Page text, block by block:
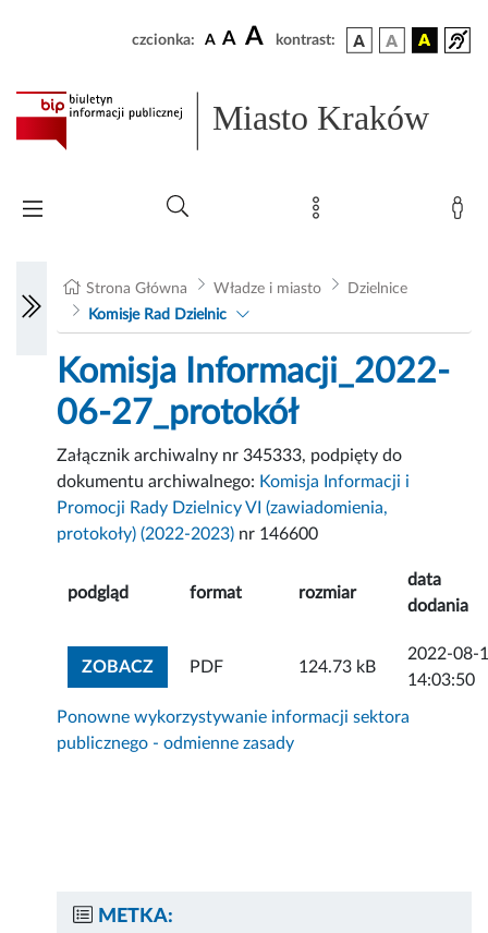
czcionka: A A A kontrast:
Miasto Kraków
Strona Główna Władze i miasto
Dzielnice
Komisje Rad Dzielnic
Komisja Informacji_2022-
06-27_protokół
Załącznik archiwalny nr 345333, podpięty do
dokumentu archiwalnego: Komisja Informacji i
Promocji Rady Dzielnicy VI (zawiadomienia,
protokoły) (2022-2023) nr 146600
podgląd format rozmiar
data
dodania
ZOBACZZOBACZ ZAŁĄCZNIK
PDF 124.73 kB
2022-08-
14:03:50
Ponowne wykorzystywanie informacji sektora
publicznego - odmienne zasady
METKA: